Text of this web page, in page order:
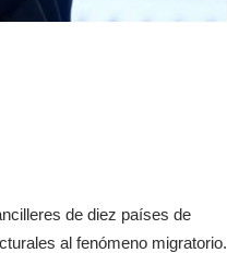
de diez países de
al fenómeno migratorio.